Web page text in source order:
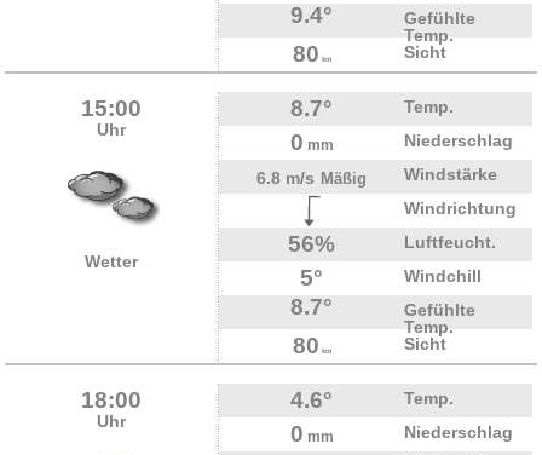
9.4°
Gefühlte
Temp.
80 km Sicht
15:00
Uhr
Wetter
8.7° Temp.
0 mm
Niederschlag
6.8 m/s Mäßig
Windstärke
Windrichtung
56% Luftfeucht.
5° Windchill
8.7°
Gefühlte
Temp.
80 km Sicht
18:00
Uhr
4.6° Temp.
0 mm
Niederschlag